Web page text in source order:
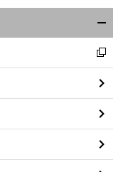
閉
る
新
し
い
ウ
ィ
ン
ド
ウ